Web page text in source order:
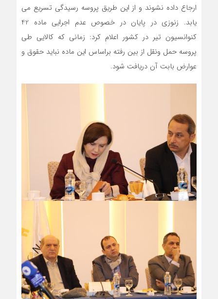
ارجاع داده نشوند و از این طریق پروسه رسیدگی تسریع می
یابد. زنوزی در پایان در خصوص عدم اجرایی ماده 42
کنوانسیون تیر در کشور اعلام کرد: زمانی که کالایی طی
پروسه حمل ونقل از بین رفته براساس این ماده نباید حقوق و
عوارض بابت آن دریافت شود.